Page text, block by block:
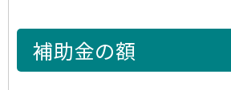
補助金の額